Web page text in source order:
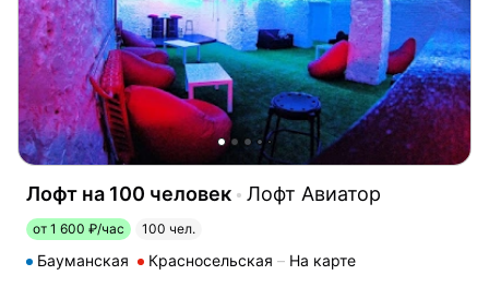
Лофт на 100 человек Лофт Авиатор
от 1 600 ₽/час 100 чел.
Бауманская Красносельская На карте